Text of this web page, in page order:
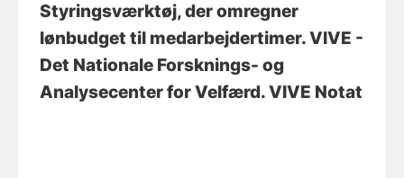
Styringsværktøj, der omregner
lønbudget til medarbejdertimer. VIVE -
Det Nationale Forsknings- og
Analysecenter for Velfærd. VIVE Notat